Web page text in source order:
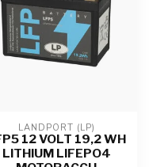
LANDPORT (LP)
12 VOLT 19,2 WH
LITHIUM LIFEPO4